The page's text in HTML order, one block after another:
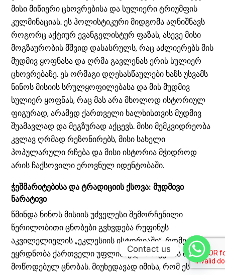
მისი მიწიერი ცხოვრებისა და სულიერი ტრიუმფის
კულმინაციას. ეს ჰოლისტიკური მიდგომა აღნიშნავს
როგორც აქტიურ ევანგელისტურ ფაზას, ასევე მისი
მოგზაურობის მშვიდ დასასრულს, რაც აძლიერებს მის
მუდმივ ყოფნასა და ღრმა გავლენას ერის სულიერ
ცხოვრებაზე. ეს ორმაგი დღესასწაულები ხაზს უსვამს
ნინოს მისიის სრულყოფილებასა და მის მუდმივ
სულიერ ყოფნას, რაც მას არა მხოლოდ ისტორიულ
ფიგურად, არამედ ქართველი ხალხისთვის მუდმივ
შუამავლად და მეგზურად აქცევს. მისი მემკვიდრეობა
კვლავ ღრმად რეზონირებს, მისი სახელი
პოპულარული რჩება და მისი ისტორია მჭიდროდ
არის ჩაქსოვილი ეროვნულ იდენტობაში.
ჭეშმარიტებისა და ტრადიციის ქსოვა: მუდმივი
ნარატივი
წმინდა ნინოს მისიის უძველესი შემორჩენილი
წერილობითი ცნობები გვხვდება რუფინუს
აკვილელიელის „ეკლესიის ისტორიაში“, რომელიც
ეყრდნობა ქართველი უფლისწულის ბაკურის მიერ
მოწოდებულ ცნობას. მიუხედავად იმისა, რომ ეს
Contact us